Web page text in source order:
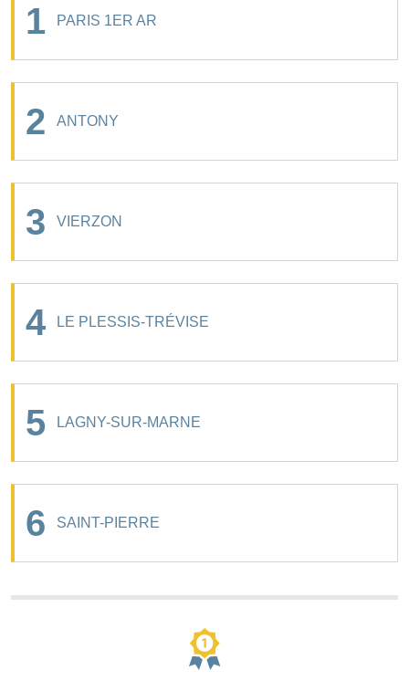
1 PARIS 1ER AR
2 ANTONY
3 VIERZON
4 LE PLESSIS-TRÉVISE
5 LAGNY-SUR-MARNE
6 SAINT-PIERRE